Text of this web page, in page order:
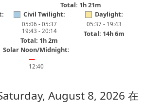
Total: 1h 21m
Civil Twilight:
05:06 - 05:37
19:43 - 20:14
Total: 1h 2m
Daylight:
05:37 - 19:43
Total: 14h 6m
Solar Noon/Midnight:
━
12:40
August 8, 2026 在